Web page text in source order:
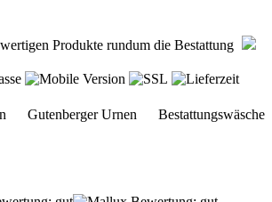
Produkte rundum die Bestattung
Gutenberger Urnen Bestattungswäsche